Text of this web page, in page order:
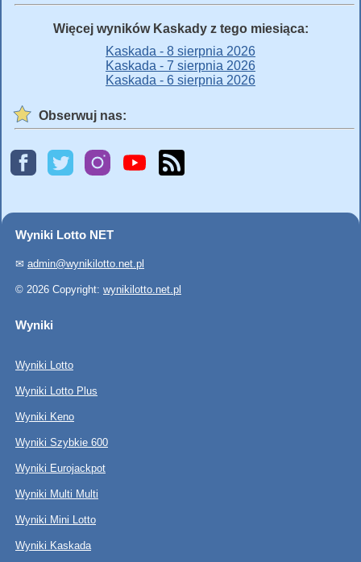
Więcej wyników Kaskady z tego miesiąca:
Kaskada - 8 sierpnia 2026
Kaskada - 7 sierpnia 2026
Kaskada - 6 sierpnia 2026
Obserwuj nas:
Wyniki Lotto NET
✉ admin@wynikilotto.net.pl
© 2026 Copyright: wynikilotto.net.pl
Wyniki
Wyniki Lotto
Wyniki Lotto Plus
Wyniki Keno
Wyniki Szybkie 600
Wyniki Eurojackpot
Wyniki Multi Multi
Wyniki Mini Lotto
Wyniki Kaskada